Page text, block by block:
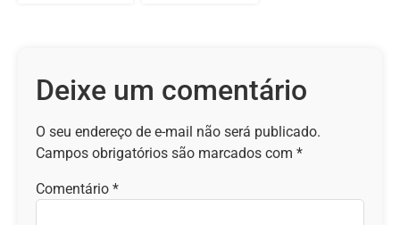
Deixe um comentário
O seu endereço de e-mail não será publicado.
Campos obrigatórios são marcados com *
Comentário *